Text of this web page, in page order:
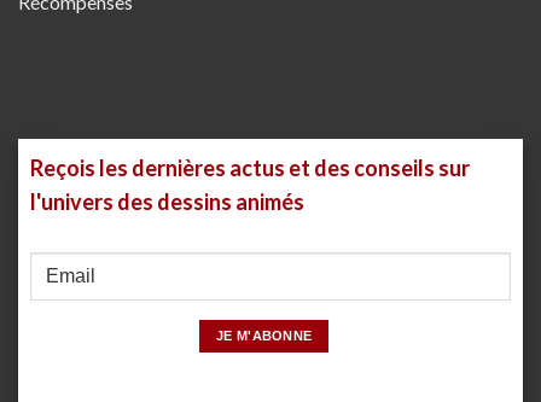
Reçois les dernières actus et des conseils sur
l'univers des dessins animés